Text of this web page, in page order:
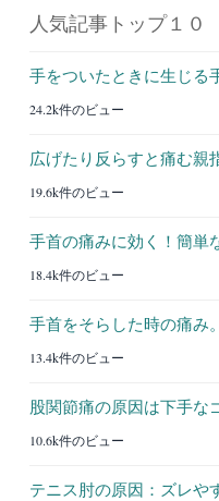
人気記事トップ１０
手をついたときに生じる
24.2k件のビュー
広げたり反らすと痛む親
19.6k件のビュー
手首の痛みに効く！簡単
18.4k件のビュー
手首をそらした時の痛み。
13.4k件のビュー
股関節痛の原因は下手な
10.6k件のビュー
テニス肘の原因：ズレや